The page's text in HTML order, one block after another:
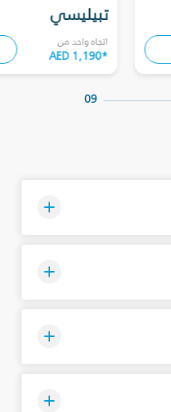
تبيليسي
اتجاه واحد من
AED 1,190*
09